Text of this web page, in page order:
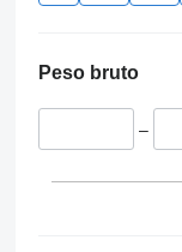
Peso bruto
–